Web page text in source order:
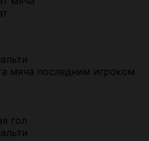
мяча последним игроком
гол